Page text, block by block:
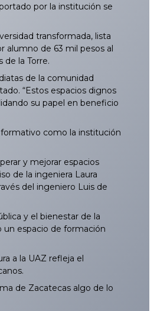
por la institución se
transformada, lista
alumno de 63 mil pesos al
la Torre.
de la comunidad
“Estos espacios dignos
su papel en beneficio
como la institución
y mejorar espacios
de la ingeniera Laura
del ingeniero Luis de
y el bienestar de la
un espacio de formación
a la UAZ refleja el
de Zacatecas algo de lo